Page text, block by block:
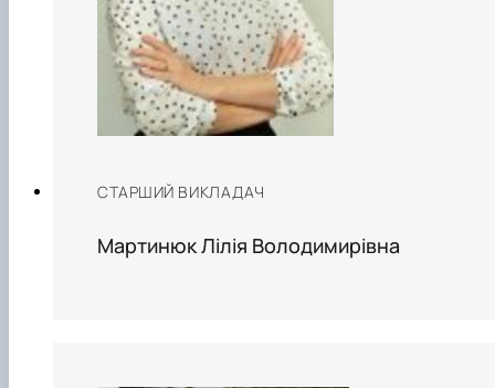
СТАРШИЙ ВИКЛАДАЧ
Мартинюк Лілія Володимирівна